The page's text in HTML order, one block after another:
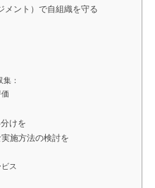
メント）で自組織を守る
：
けを
施方法の検討を
ス